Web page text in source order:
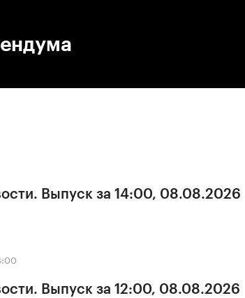
Выпуск за 14:00, 08.08.2026
Выпуск за 12:00, 08.08.2026